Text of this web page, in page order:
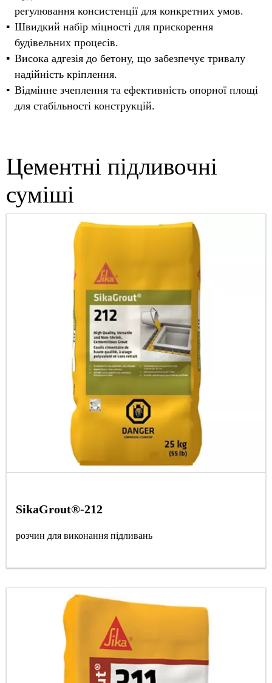
регулювання консистенції для конкретних умов.
Швидкий набір міцності для прискорення
будівельних процесів.
Висока адгезія до бетону, що забезпечує тривалу
надійність кріплення.
Відмінне зчеплення та ефективність опорної площі
для стабільності конструкцій.
Цементні підливочні
суміші
SikaGrout®-212
розчин для виконання підливань